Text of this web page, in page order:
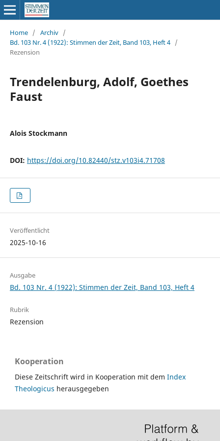
Home / Archiv /
Bd. 103 Nr. 4 (1922): Stimmen der Zeit, Band 103, Heft 4 /
Rezension
Trendelenburg, Adolf, Goethes
Faust
Alois Stockmann
DOI: https://doi.org/10.82440/stz.v103i4.71708
Veröffentlicht
2025-10-16
Ausgabe
Bd. 103 Nr. 4 (1922): Stimmen der Zeit, Band 103, Heft 4
Rubrik
Rezension
Kooperation
Diese Zeitschrift wird in Kooperation mit dem Index
Theologicus herausgegeben